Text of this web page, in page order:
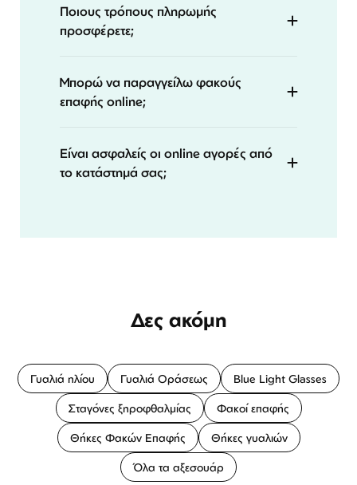
Ποιους τρόπους πληρωμής
προσφέρετε;
Μπορώ να παραγγείλω φακούς
επαφής online;
Είναι ασφαλείς οι online αγορές από
το κατάστημά σας;
Δες ακόμη
Γυαλιά ηλίου Γυαλιά Οράσεως Blue Light Glasses
Σταγόνες ξηροφθαλμίας Φακοί επαφής
Θήκες Φακών Επαφής Θήκες γυαλιών
Όλα τα αξεσουάρ